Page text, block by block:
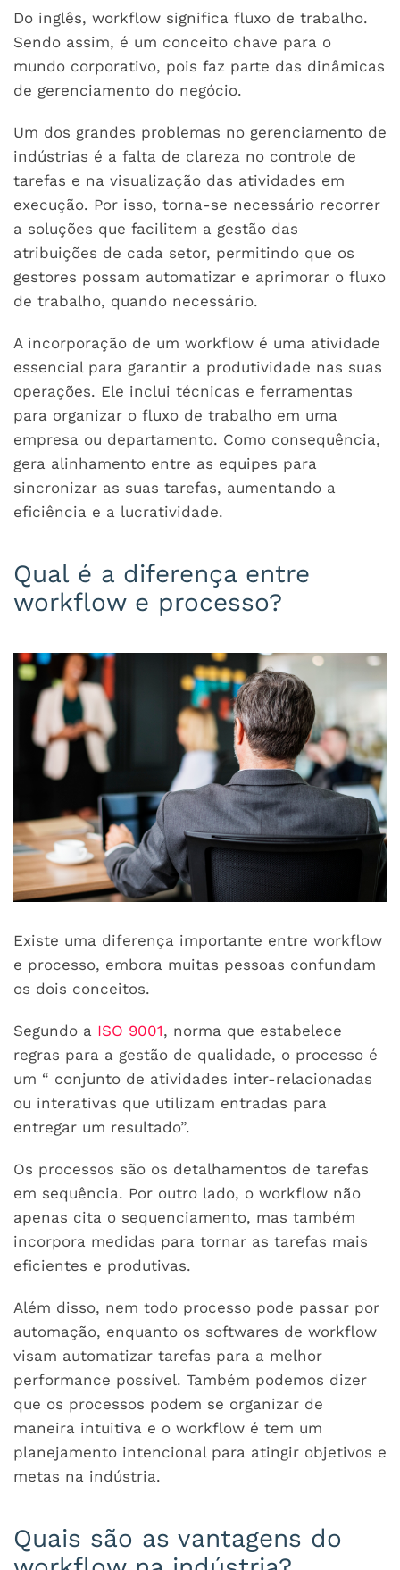
Do inglês, workflow significa fluxo de trabalho.
Sendo assim, é um conceito chave para o
mundo corporativo, pois faz parte das dinâmicas
de gerenciamento do negócio.
Um dos grandes problemas no gerenciamento de
indústrias é a falta de clareza no controle de
tarefas e na visualização das atividades em
execução. Por isso, torna-se necessário recorrer
a soluções que facilitem a gestão das
atribuições de cada setor, permitindo que os
gestores possam automatizar e aprimorar o fluxo
de trabalho, quando necessário.
A incorporação de um workflow é uma atividade
essencial para garantir a produtividade nas suas
operações. Ele inclui técnicas e ferramentas
para organizar o fluxo de trabalho em uma
empresa ou departamento. Como consequência,
gera alinhamento entre as equipes para
sincronizar as suas tarefas, aumentando a
eficiência e a lucratividade.
Qual é a diferença entre
workflow e processo?
Existe uma diferença importante entre workflow
e processo, embora muitas pessoas confundam
os dois conceitos.
Segundo a ISO 9001, norma que estabelece
regras para a gestão de qualidade, o processo é
um “ conjunto de atividades inter-relacionadas
ou interativas que utilizam entradas para
entregar um resultado”.
Os processos são os detalhamentos de tarefas
em sequência. Por outro lado, o workflow não
apenas cita o sequenciamento, mas também
incorpora medidas para tornar as tarefas mais
eficientes e produtivas.
Além disso, nem todo processo pode passar por
automação, enquanto os softwares de workflow
visam automatizar tarefas para a melhor
performance possível. Também podemos dizer
que os processos podem se organizar de
maneira intuitiva e o workflow é tem um
planejamento intencional para atingir objetivos e
metas na indústria.
Quais são as vantagens do